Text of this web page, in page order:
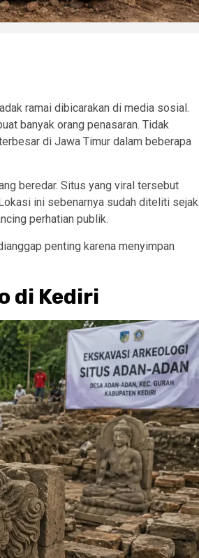
ramai dibicarakan di media sosial.
banyak orang penasaran. Tidak
di Jawa Timur dalam beberapa
beredar. Situs yang viral tersebut
ini sebenarnya sudah diteliti sejak
perhatian publik.
penting karena menyimpan
di Kediri